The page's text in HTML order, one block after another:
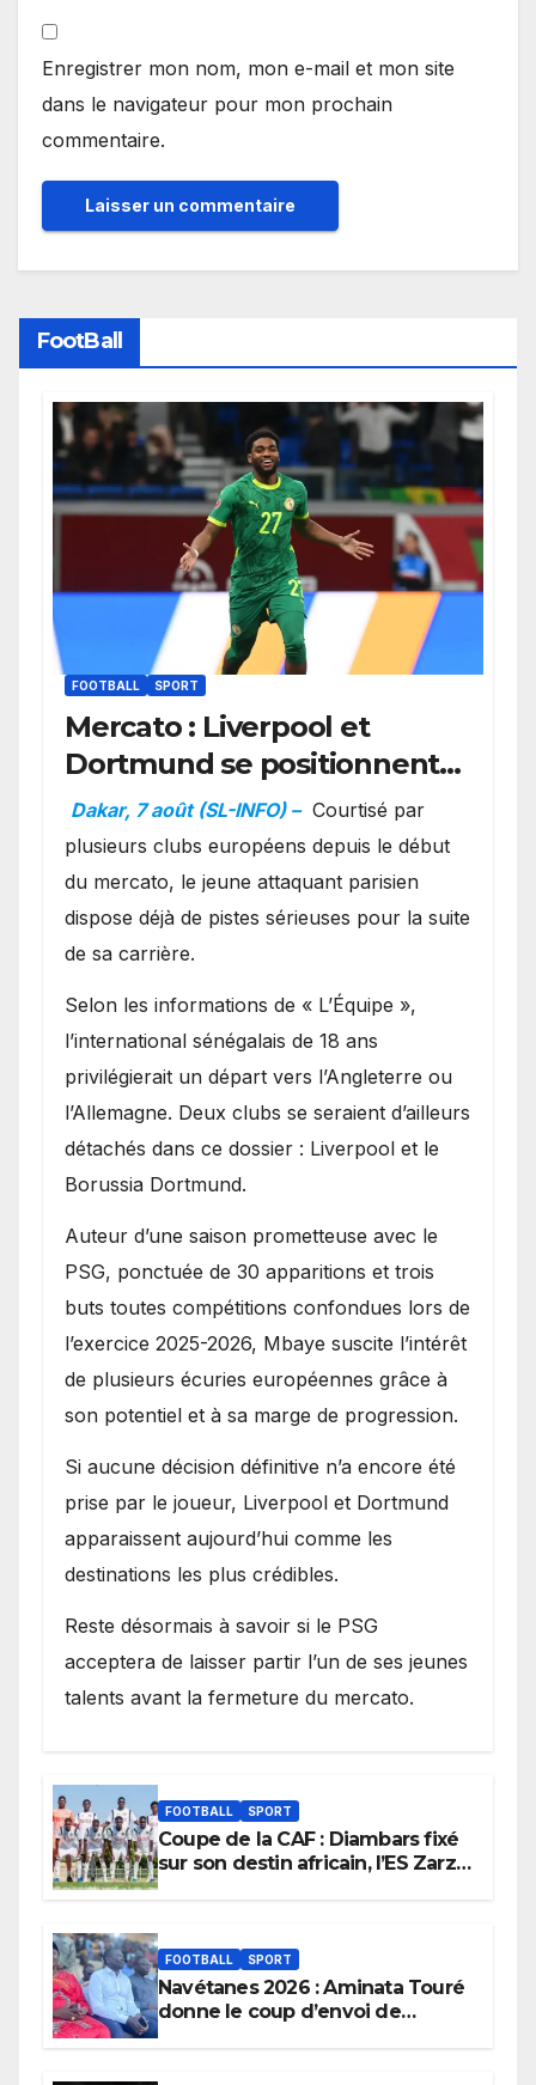
Enregistrer mon nom, mon e-mail et mon site
dans le navigateur pour mon prochain
commentaire.
FootBall
FOOTBALL SPORT
Mercato : Liverpool et
Dortmund se positionnent
en favoris pour recruter
Ibrahim Mbaye
Dakar, 7 août (SL-INFO) – Courtisé par
plusieurs clubs européens depuis le début
du mercato, le jeune attaquant parisien
dispose déjà de pistes sérieuses pour la suite
de sa carrière.
Selon les informations de « L’Équipe »,
l’international sénégalais de 18 ans
privilégierait un départ vers l’Angleterre ou
l’Allemagne. Deux clubs se seraient d’ailleurs
détachés dans ce dossier : Liverpool et le
Borussia Dortmund.
Auteur d’une saison prometteuse avec le
PSG, ponctuée de 30 apparitions et trois
buts toutes compétitions confondues lors de
l’exercice 2025-2026, Mbaye suscite l’intérêt
de plusieurs écuries européennes grâce à
son potentiel et à sa marge de progression.
Si aucune décision définitive n’a encore été
prise par le joueur, Liverpool et Dortmund
apparaissent aujourd’hui comme les
destinations les plus crédibles.
Reste désormais à savoir si le PSG
acceptera de laisser partir l’un de ses jeunes
talents avant la fermeture du mercato.
FOOTBALL SPORT
Coupe de la CAF : Diambars fixé
sur son destin africain, l’ES Zarzis
FOOTBALL SPORT
Navétanes 2026 : Aminata Touré
donne le coup d’envoi de